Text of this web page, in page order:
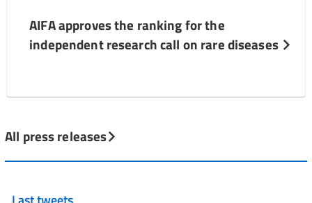
AIFA approves the ranking for the
independent research call on rare diseases
All press releases